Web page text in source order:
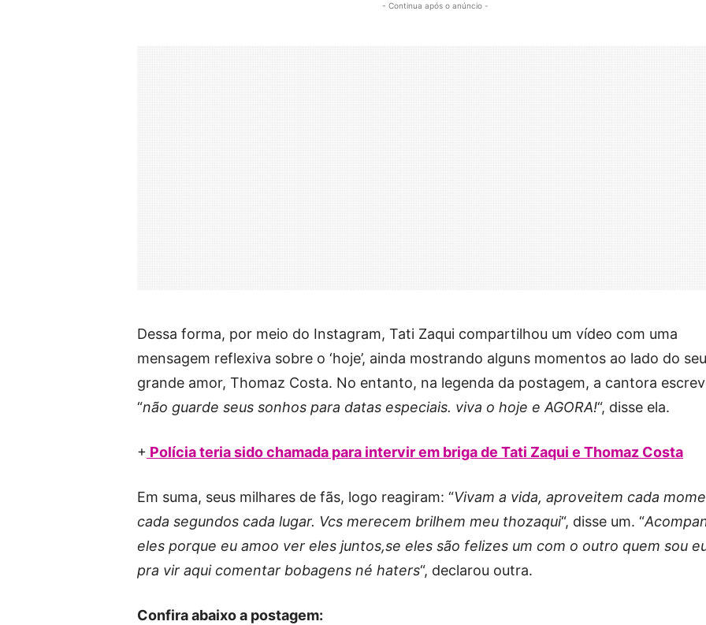
- Continua após o anúncio -
Dessa forma, por meio do Instagram, Tati Zaqui compartilhou um vídeo com uma
mensagem reflexiva sobre o ‘hoje’, ainda mostrando alguns momentos ao lado do seu
grande amor, Thomaz Costa. No entanto, na legenda da postagem, a cantora
“não guarde seus sonhos para datas especiais. viva o hoje e AGORA!“, disse ela.
+ Polícia teria sido chamada para intervir em briga de Tati Zaqui e Thomaz Costa
Em suma, seus milhares de fãs, logo reagiram: “Vivam a vida, aproveitem cada
cada segundos cada lugar. Vcs merecem brilhem meu thozaqui“, disse um. “
eles porque eu amoo ver eles juntos,se eles são felizes um com o outro quem sou
pra vir aqui comentar bobagens né haters“, declarou outra.
Confira abaixo a postagem: